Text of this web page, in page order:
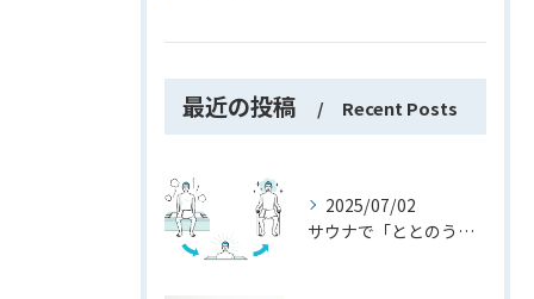
最近の投稿 Recent Posts
2025/07/02
サウナで「ととのう」方法と効果的なルーティンを徹底解説